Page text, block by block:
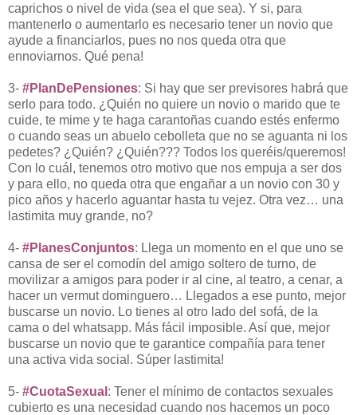
caprichos o nivel de vida (sea el que sea). Y si, para
mantenerlo o aumentarlo es necesario tener un novio que
ayude a financiarlos, pues no nos queda otra que
ennoviarnos. Qué pena!
3- #PlanDePensiones: Si hay que ser previsores habrá que
serlo para todo. ¿Quién no quiere un novio o marido que te
cuide, te mime y te haga carantoñas cuando estés enfermo
o cuando seas un abuelo cebolleta que no se aguanta ni los
pedetes? ¿Quién? ¿Quién??? Todos los queréis/queremos!
Con lo cuál, tenemos otro motivo que nos empuja a ser dos
y para ello, no queda otra que engañar a un novio con 30 y
pico años y hacerlo aguantar hasta tu vejez. Otra vez… una
lastimita muy grande, no?
4- #PlanesConjuntos: Llega un momento en el que uno se
cansa de ser el comodín del amigo soltero de turno, de
movilizar a amigos para poder ir al cine, al teatro, a cenar, a
hacer un vermut dominguero… Llegados a ese punto, mejor
buscarse un novio. Lo tienes al otro lado del sofá, de la
cama o del whatsapp. Más fácil imposible. Así que, mejor
buscarse un novio que te garantice compañía para tener
una activa vida social. Súper lastimita!
5- #CuotaSexual : Tener el mínimo de contactos sexuales
cubierto es una necesidad cuando nos hacemos un poco